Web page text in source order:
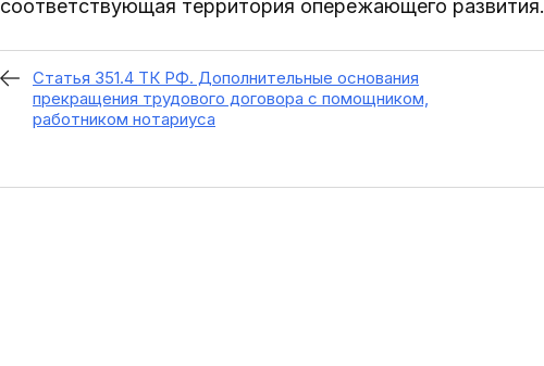
соответствующая территория опережающего развития.
Статья 351.4 ТК РФ. Дополнительные основания
прекращения трудового договора с помощником,
работником нотариуса